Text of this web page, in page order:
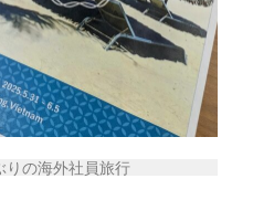
の海外社員旅行